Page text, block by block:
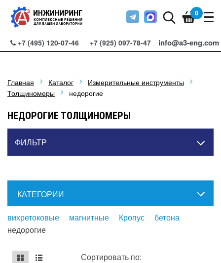
+7 (495) 120-07-46 +7 (925) 097-78-47 info@a3-eng.com
0
Главная Каталог
Измерительные инструменты
Толщиномеры
недорогие
НЕДОРОГИЕ ТОЛЩИНОМЕРЫ
ФИЛЬТР
КАТЕГОРИИ
вихретоковые магнитные Кропус
бетона
недорогие
Сортировать по: